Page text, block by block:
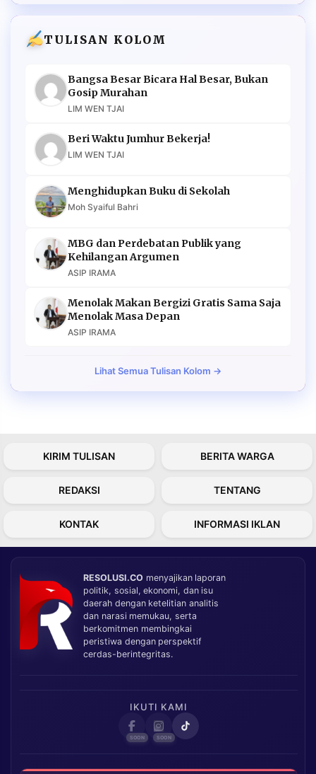
TULISAN KOLOM
Bangsa Besar Bicara Hal Besar, Bukan
Gosip Murahan
LIM WEN TJAI
Beri Waktu Jumhur Bekerja!
LIM WEN TJAI
Menghidupkan Buku di Sekolah
Moh Syaiful Bahri
MBG dan Perdebatan Publik yang
Kehilangan Argumen
ASIP IRAMA
Menolak Makan Bergizi Gratis Sama Saja
Menolak Masa Depan
ASIP IRAMA
Lihat Semua Tulisan Kolom →
KIRIM TULISAN BERITA WARGA
REDAKSI TENTANG
KONTAK INFORMASI IKLAN
RESOLUSI.CO menyajikan laporan
politik, sosial, ekonomi, dan isu
daerah dengan ketelitian analitis
dan narasi memukau, serta
berkomitmen membingkai
peristiwa dengan perspektif
cerdas-berintegritas.
IKUTI KAMI